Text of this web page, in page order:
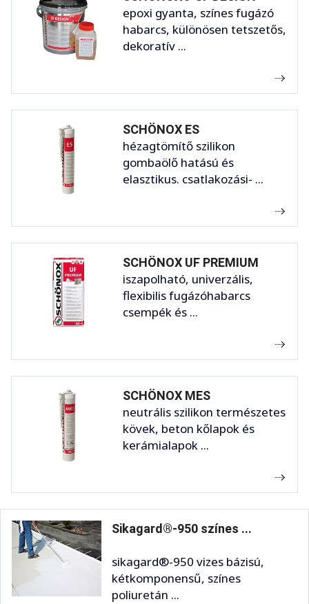
epoxi gyanta, színes fugázó
habarcs, különösen tetszetős,
dekoratív ...
SCHÖNOX ES
hézagtömítő szilikon
gombaölő hatású és
elasztikus. csatlakozási- ...
SCHÖNOX UF PREMIUM
iszapolható, univerzális,
flexibilis fugázóhabarcs
csempék és ...
SCHÖNOX MES
neutrális szilikon természetes
kövek, beton kőlapok és
kerámialapok ...
Sikagard®-950 színes ...
sikagard®-950 vizes bázisú,
kétkomponensű, színes
poliuretán ...